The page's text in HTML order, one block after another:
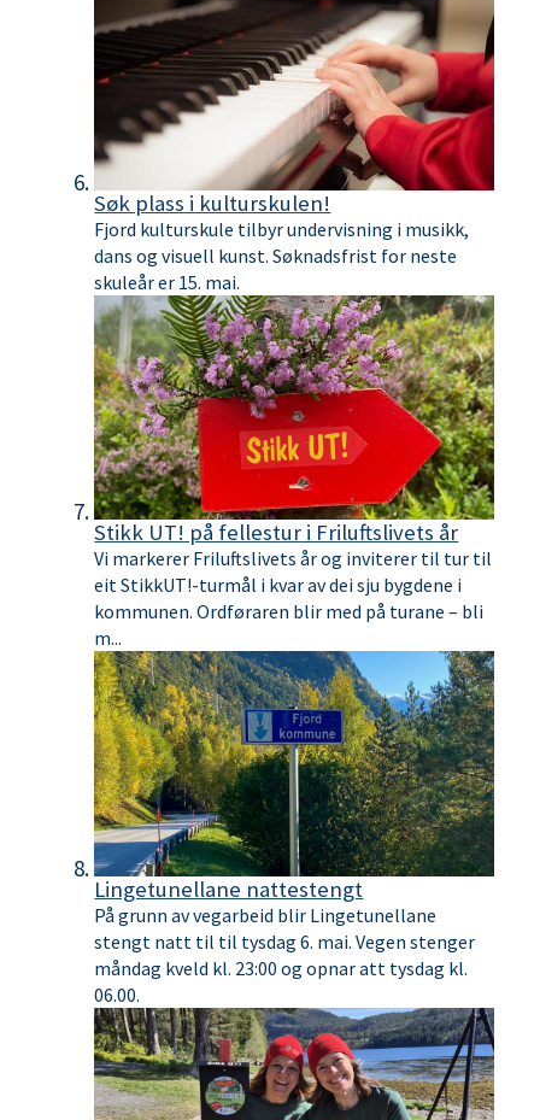
Søk plass i kulturskulen!
Fjord kulturskule tilbyr undervisning i musikk,
dans og visuell kunst. Søknadsfrist for neste
skuleår er 15. mai.
Stikk UT! på fellestur i Friluftslivets år
Vi markerer Friluftslivets år og inviterer til tur til
eit StikkUT!-turmål i kvar av dei sju bygdene i
kommunen. Ordføraren blir med på turane – bli
m...
Lingetunellane nattestengt
På grunn av vegarbeid blir Lingetunellane
stengt natt til til tysdag 6. mai. Vegen stenger
måndag kveld kl. 23:00 og opnar att tysdag kl.
06.00.